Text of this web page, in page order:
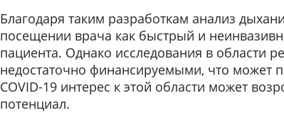
Благодаря таким разработкам анализ
посещении врача как быстрый и
пациента. Однако исследования в области
недостаточно финансируемыми, что может
COVID-19 интерес к этой области может
потенциал.